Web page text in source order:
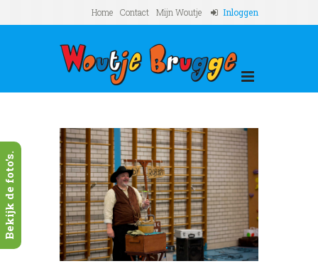
Home Contact Mijn Woutje Inloggen
Bekijk de foto's.